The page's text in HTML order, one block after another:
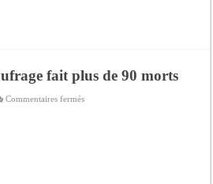
fait plus de 90 morts
Commentaires ferméssur